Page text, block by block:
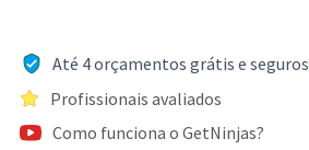
Até 4 orçamentos grátis e seguros
Profissionais avaliados
Como funciona o GetNinjas?